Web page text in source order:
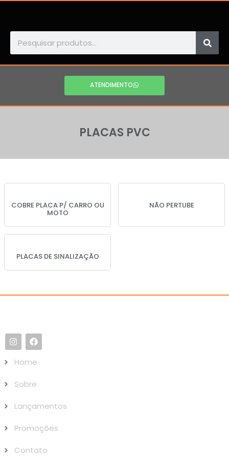
ATENDIMENTO
PLACAS PVC
COBRE PLACA P/ CARRO OU
MOTO
NÃO PERTUBE
PLACAS DE SINALIZAÇÃO
Home
Sobre
Lançamentos
Promoções
Contato